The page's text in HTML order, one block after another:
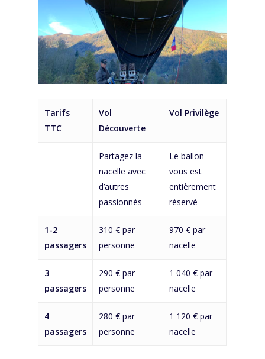
Tarifs
TTC
Vol
Découverte
Vol Privilège
Partagez la
nacelle avec
d’autres
passionnés
Le ballon
vous est
entièrement
réservé
1-2
passagers
310 € par
personne
970 € par
nacelle
3
passagers
290 € par
personne
1 040 € par
nacelle
4
passagers
280 € par
personne
1 120 € par
nacelle